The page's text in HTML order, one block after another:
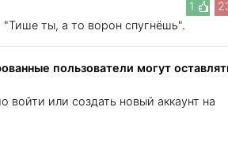
1
"Тише ты, а то ворон спугнёшь".
пользователи могут
или создать новый аккаунт на